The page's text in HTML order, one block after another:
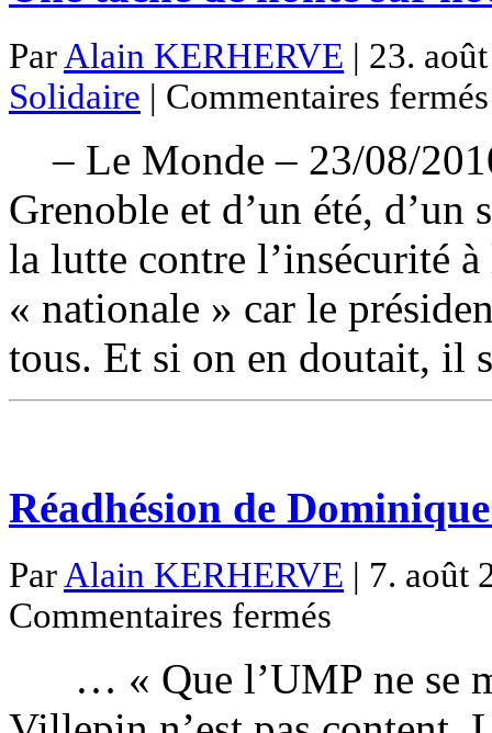
Par Alain KERHERVE | 23.
Solidaire | Commentaires fermés
– Le Monde – 23/08/
Grenoble et d’un été, d’un
la lutte contre l’insécurité
« nationale » car le
tous. Et si on en doutait,
Réadhésion de
ParAlain KERHERVE | 7. août
Commentaires fermés
Villepin
l’UMP…
… « Que l’UMP ne se